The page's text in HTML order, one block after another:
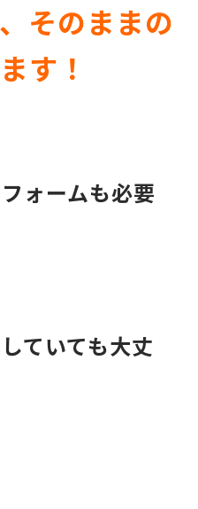
そのままの
す！
ォームも必要
ていても大丈